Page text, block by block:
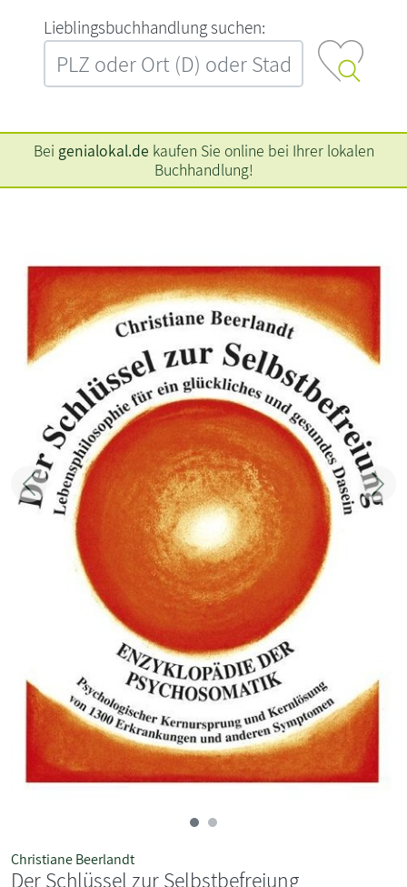
L‍i‍e‍b‍l‍i‍n‍g‍s‍b‍u‍c‍h‍h‍a‍n‍d‍l‍u‍n‍g‍ ‍s‍u‍c‍h‍e‍n‍:‍
Bei genialokal.de kaufen Sie online bei Ihrer lokalen
Buchhandlung!
Zurück
Christiane Beerlandt
Der Schlüssel zur Selbstbefreiung